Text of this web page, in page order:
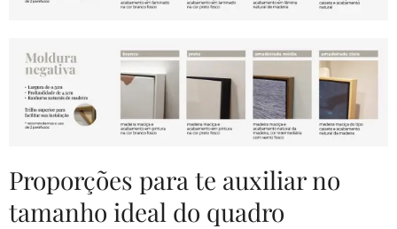
Proporções para te auxiliar no
tamanho ideal do quadro